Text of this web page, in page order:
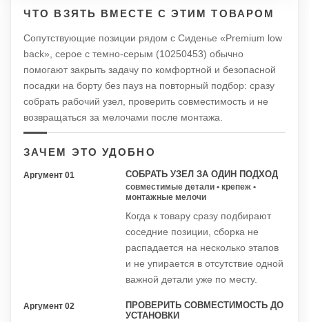
ЧТО ВЗЯТЬ ВМЕСТЕ С ЭТИМ ТОВАРОМ
Сопутствующие позиции рядом с Сиденье «Premium low
back», серое с темно-серым (10250453) обычно
помогают закрыть задачу по комфортной и безопасной
посадки на борту без пауз на повторный подбор: сразу
собрать рабочий узел, проверить совместимость и не
возвращаться за мелочами после монтажа.
ЗАЧЕМ ЭТО УДОБНО
Аргумент 01 СОБРАТЬ УЗЕЛ ЗА ОДИН ПОДХОД
совместимые детали • крепеж •
монтажные мелочи
Когда к товару сразу подбирают
соседние позиции, сборка не
распадается на несколько этапов
и не упирается в отсутствие одной
важной детали уже по месту.
Аргумент 02
ПРОВЕРИТЬ СОВМЕСТИМОСТЬ ДО
УСТАНОВКИ